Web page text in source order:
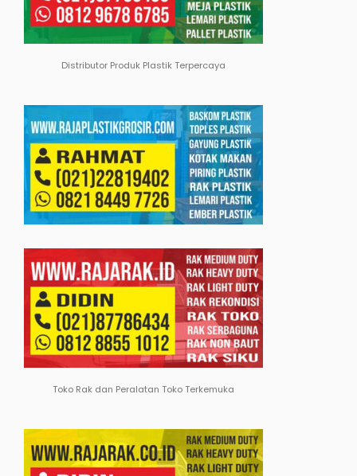
Distributor Produk Plastik Terpercaya
Toko Rak dan Peralatan Toko Terkemuka